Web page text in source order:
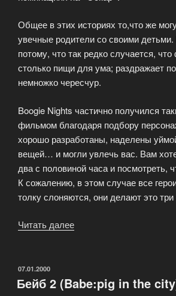
Общее в этих историях то,что же
увечные родители со своими
потому, что так редко случается,
столько пищи для ума; раздражает
немножко чересчур.
Boogie Nights частично получился
фильмом благодаря подбору
хорошо разработаны, наделены
вещей… и могли увлечь вас. Вам
два с половиной часа и посмотреть,
К сожалению, в этом случае все
толку слоняются, они делают это
Читать далее
ОПУБЛИКОВАНО
07.01.2000
Бейб 2 (Babe:pig in the